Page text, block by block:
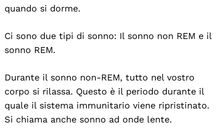
quando si dorme.
Ci sono due tipi di sonno: Il sonno non REM e il
sonno REM.
Durante il sonno non-REM, tutto nel vostro
corpo si rilassa. Questo è il periodo durante il
quale il sistema immunitario viene ripristinato.
Si chiama anche sonno ad onde lente.